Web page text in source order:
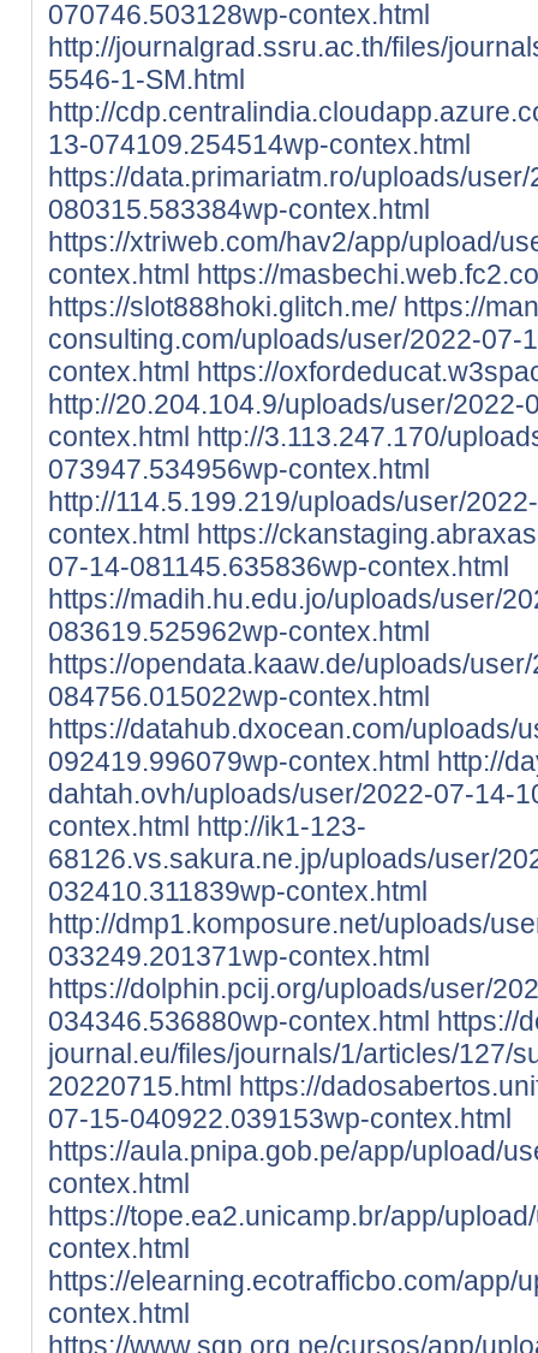
070746.503128wp-contex.html
http://journalgrad.ssru.ac.th/files/
5546-1-SM.html
http://
13-074109.254514wp-contex.html
https://data.primariatm.ro/uploads/
080315.583384wp-contex.html
https://xtriweb.com/hav2/app/upload/
contex.html https://
https://slot888hoki.glitch.me/ https://
consulting.com/uploads/user/2022-07-
contex.html https://
http://20.204.104.9/uploads/user/
contex.html http://3.113.247.170/
073947.534956wp-contex.html
http://114.5.199.219/uploads/user/
contex.html https://
07-14-081145.635836wp-contex.html
https://madih.hu.edu.jo/uploads/user/
083619.525962wp-contex.html
https://opendata.kaaw.de/uploads/
084756.015022wp-contex.html
https://datahub.dxocean.com/uploads/
092419.996079wp-contex.html http://
dahtah.ovh/uploads/user/2022-07-14-
contex.html http://ik1-123-
68126.vs.sakura.ne.jp/uploads/user/
032410.311839wp-contex.html
http://dmp1.komposure.net/uploads/
033249.201371wp-contex.html
https://dolphin.pcij.org/uploads/user/
034346.536880wp-contex.html https://
journal.eu/files/journals/1/articles/127/
20220715.html https://
07-15-040922.039153wp-contex.html
https://aula.pnipa.gob.pe/app/upload/
contex.html
https://tope.ea2.unicamp.br/app/
contex.html
https://elearning.ecotrafficbo.com/app/
contex.html
https://www.sgp.org.pe/cursos/app/